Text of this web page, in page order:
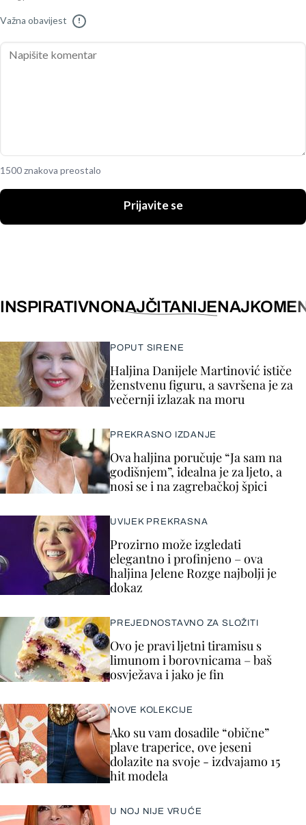
Važna obavijest !
1500 znakova preostalo
Prijavite se
INSPIRATIVNONAJČITANIJE
POPUT SIRENE
Haljina Danijele Martinović ističe
ženstvenu figuru, a savršena je za
večernji izlazak na moru
PREKRASNO IZDANJE
Ova haljina poručuje “Ja sam na
godišnjem”, idealna je za ljeto, a
nosi se i na zagrebačkoj špici
UVIJEK PREKRASNA
Prozirno može izgledati
elegantno i profinjeno – ova
haljina Jelene Rozge najbolji je
dokaz
PREJEDNOSTAVNO ZA SLOŽITI
Ovo je pravi ljetni tiramisu s
limunom i borovnicama – baš
osvježava i jako je fin
NOVE KOLEKCIJE
Ako su vam dosadile “obične”
plave traperice, ove jeseni
dolazite na svoje - izdvajamo 15
hit modela
U NOJ NIJE VRUĆE